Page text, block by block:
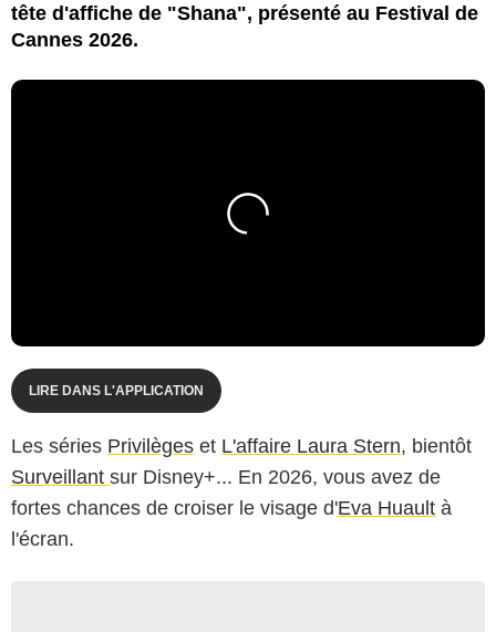
tête d'affiche de "Shana", présenté au Festival de
Cannes 2026.
LIRE DANS L'APPLICATION
Les séries Privilèges et L'affaire Laura Stern, bientôt
Surveillant sur Disney+... En 2026, vous avez de
fortes chances de croiser le visage d'Eva Huault à
l'écran.